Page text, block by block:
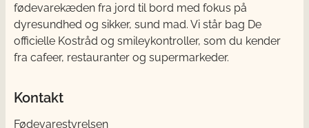
fødevarekæden fra jord til bord med fokus på
dyresundhed og sikker, sund mad. Vi står bag De
officielle Kostråd og smileykontroller, som du kender
fra cafeer, restauranter og supermarkeder.
Kontakt
Fødevarestyrelsen